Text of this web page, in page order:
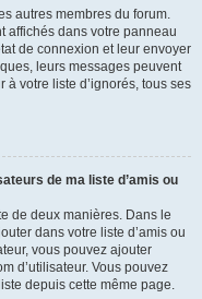
autres membres du forum.
affichés dans votre panneau
de connexion et leur envoyer
leurs messages peuvent
votre liste d’ignorés, tous ses
de ma liste d’amis ou
de deux manières. Dans le
dans votre liste d’amis ou
vous pouvez ajouter
d’utilisateur. Vous pouvez
depuis cette même page.